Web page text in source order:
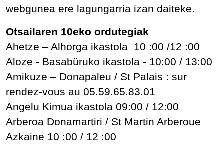
webgunea ere lagungarria izan daiteke.
Otsailaren 10eko ordutegiak
Ahetze – Alhorga ikastola 10 :00 /12 :00
Aloze - Basabüruko ikastola - 10:00 / 13:00
Amikuze – Donapaleu / St Palais : sur
rendez-vous au 05.59.65.83.01
Angelu Kimua ikastola 09:00 / 12:00
Arberoa Donamartiri / St Martin Arberoue
Azkaine 10 :00 / 12 :00